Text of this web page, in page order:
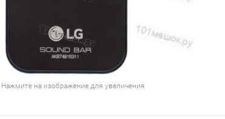
Нажмите на изображение для увеличения